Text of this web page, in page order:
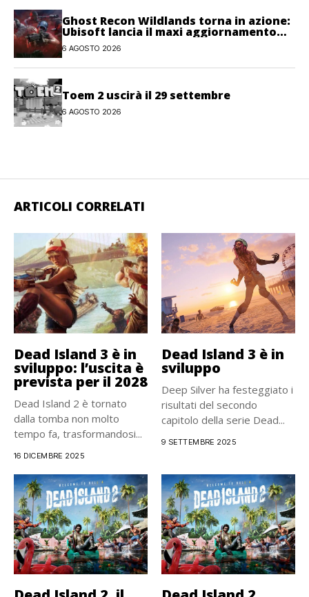
Ghost Recon Wildlands torna in azione:
Ubisoft lancia il maxi aggiornamento
gratuito Last Rites
6 AGOSTO 2026
Toem 2 uscirà il 29 settembre
6 AGOSTO 2026
ARTICOLI CORRELATI
Dead Island 3 è in
sviluppo: l’uscita è
prevista per il 2028
Dead Island 2 è tornato
dalla tomba non molto
tempo fa, trasformandosi...
16 DICEMBRE 2025
Dead Island 3 è in
sviluppo
Deep Silver ha festeggiato i
risultati del secondo
capitolo della serie Dead...
9 SETTEMBRE 2025